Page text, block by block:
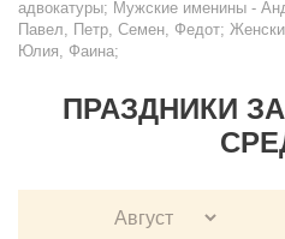
адвокатуры; Мужские именины -
Павел, Петр, Семен, Федот;
Юлия, Фаина;
ПРАЗДНИКИ ЗА